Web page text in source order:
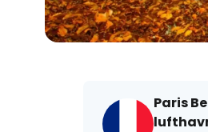
Paris